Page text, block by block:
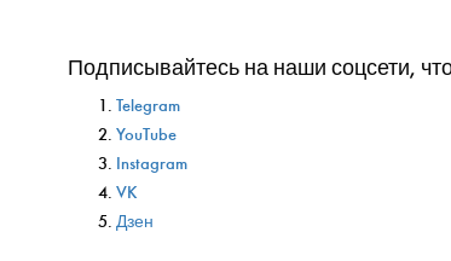
Подписывайтесь на наши соцсети,
Telegram
YouTube
Instagram
VK
Дзен